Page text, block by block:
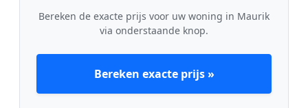
Bereken de exacte prijs voor uw woning in Maurik
via onderstaande knop.
Bereken exacte prijs »